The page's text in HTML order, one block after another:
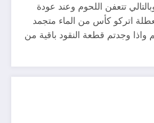
تتعفن اللحوم وعند عودة
اتركو كأس من الماء متجمد
واذا وجدتم قطعة النقود باقية من